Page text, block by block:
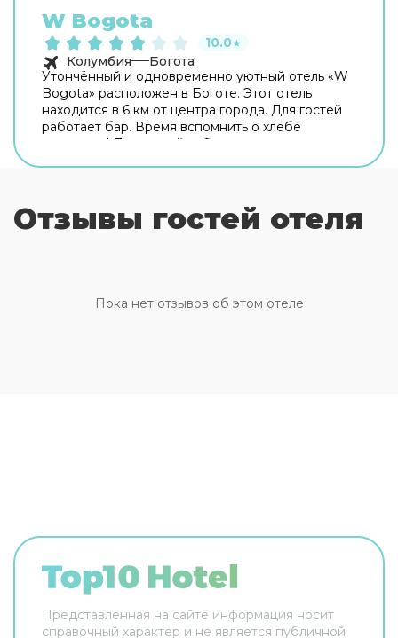
W Bogota
10.0★
Колумбия
Богота
Утончённый и одновременно уютный отель «W
Bogota» расположен в Боготе. Этот отель
находится в 6 км от центра города. Для гостей
работает бар. Время вспомнить о хлебе
насущном! Для гостей работает ресторан.
парковка. Среди услуг для красоты и здоровья
— массажный кабинет, паровая баня и спа-
бассейн. Если планируете экскурсии, обратите
внимание на экскурсионное бюро отеля. Здесь
Отзывы гостей отеля
Пока нет отзывов об этом отеле
Представленная на сайте информация носит
справочный характер и не является публичной